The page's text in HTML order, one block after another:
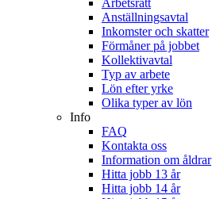
Arbetsrätt
Anställningsavtal
Inkomster och skatter
Förmåner på jobbet
Kollektivavtal
Typ av arbete
Lön efter yrke
Olika typer av lön
Info
FAQ
Kontakta oss
Information om åldrar
Hitta jobb 13 år
Hitta jobb 14 år